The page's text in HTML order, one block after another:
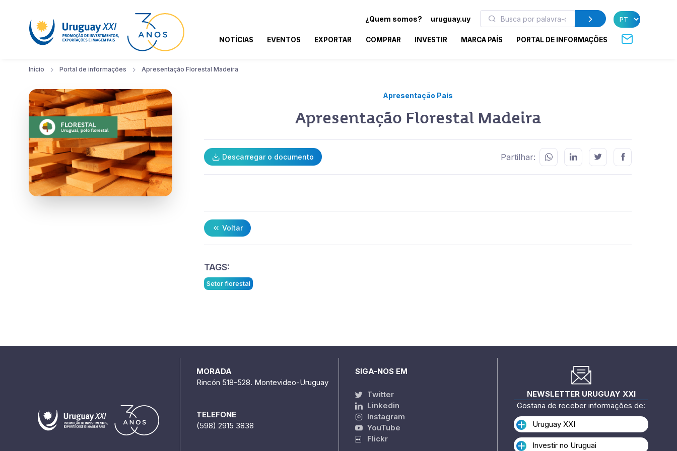
¿Quem somos? uruguay.uy
NOTÍCIAS EVENTOS EXPORTAR COMPRAR INVESTIR MARCA PAÍS PORTAL DE INFORMAÇÕES
Início Portal de informações Apresentação Florestal Madeira
Apresentação País
Apresentação Florestal Madeira
Descarregar o documento Partilhar:
Voltar
TAGS:
Setor florestal
MORADA
Rincón 518-528. Montevideo-Uruguay
TELEFONE
(598) 2915 3838
SIGA-NOS EM
Twitter
Linkedin
Instagram
YouTube
Flickr
NEWSLETTER URUGUAY XXI
Gostaria de receber informações de:
Uruguay XXI
Investir no Uruguai